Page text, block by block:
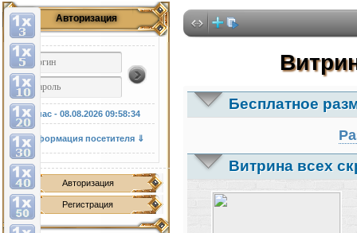
Авторизация
У нас - 08.08.202609:58:35
Информация посетителя ⇓
Авторизация
Регистрация
Бесплатное
Витрина всех